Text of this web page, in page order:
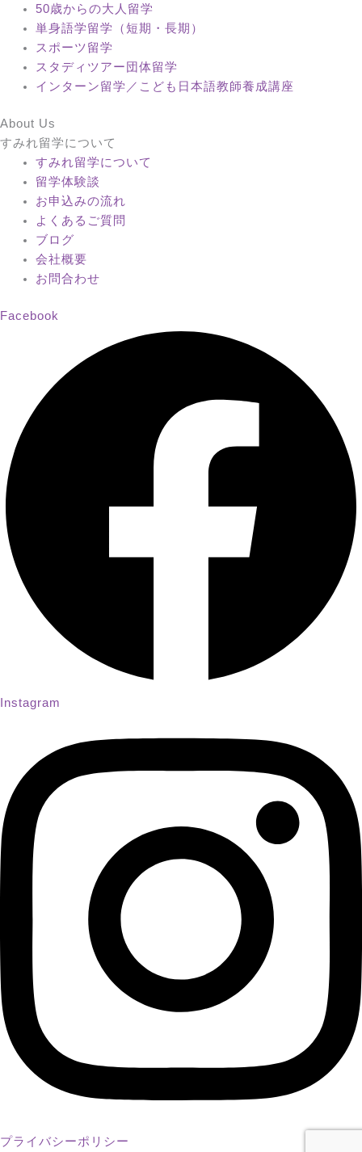
50歳からの大人留学
単身語学留学（短期・長期）
スポーツ留学
スタディツアー団体留学
インターン留学／こども日本語教師養成講座
About Us
すみれ留学について
すみれ留学について
留学体験談
お申込みの流れ
よくあるご質問
ブログ
会社概要
お問合わせ
Facebook
Instagram
プライバシーポリシー